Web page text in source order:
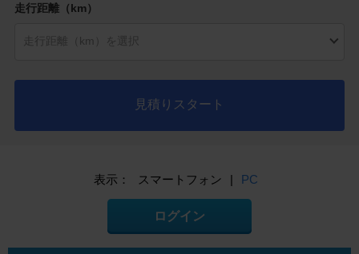
走行距離（km）
見積りスタート
表示： スマートフォン | PC
ログイン